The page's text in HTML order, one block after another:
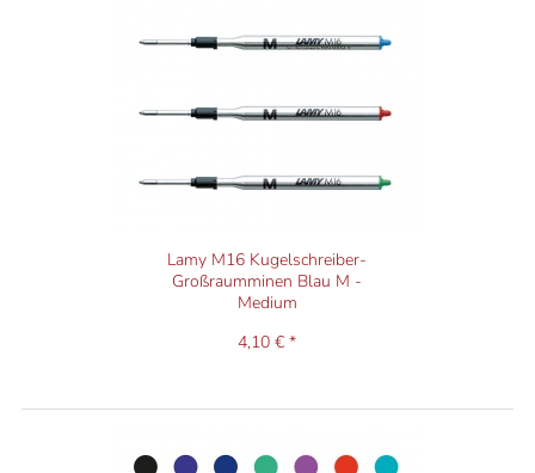
Lamy M16 Kugelschreiber-
Großraumminen Blau M -
Medium
4,10 € *